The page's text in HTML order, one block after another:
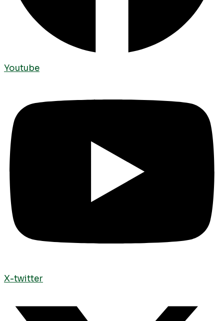
Youtube
X-twitter